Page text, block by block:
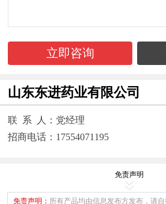
立即咨询
山东东进药业有限公司
联 系 人：党经理
招商电话：17554071195
免责声明
免责声明： 所有产品均由信息发布方发布，请